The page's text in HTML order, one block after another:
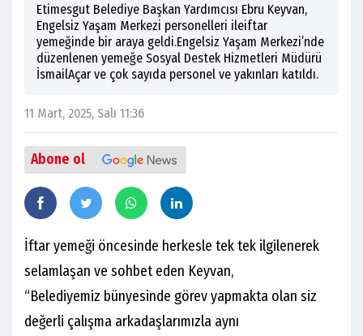
Etimesgut Belediye Başkan Yardımcısı Ebru Keyvan,
Engelsiz Yaşam Merkezi personelleri ileiftar
yemeğinde bir araya geldi.Engelsiz Yaşam Merkezi’nde
düzenlenen yemeğe Sosyal Destek Hizmetleri Müdürü
İsmailAçar ve çok sayıda personel ve yakınları katıldı.
11 Mart, 2025, Salı 11:36
Abone ol
İftar yemeği öncesinde herkesle tek tek ilgilenerek
selamlaşan ve sohbet eden Keyvan,
“Belediyemiz bünyesinde görev yapmakta olan siz
değerli çalışma arkadaşlarımızla aynı